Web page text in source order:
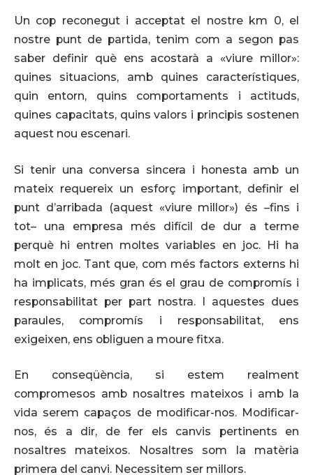
Un cop reconegut i acceptat el nostre km 0, el
nostre punt de partida, tenim com a segon pas
saber definir què ens acostarà a «viure millor»:
quines situacions, amb quines característiques,
quin entorn, quins comportaments i actituds,
quines capacitats, quins valors i principis sostenen
aquest nou escenari.
Si tenir una conversa sincera i honesta amb un
mateix requereix un esforç important, definir el
punt d’arribada (aquest «viure millor») és –fins i
tot– una empresa més difícil de dur a terme
perquè hi entren moltes variables en joc. Hi ha
molt en joc. Tant que, com més factors externs hi
ha implicats, més gran és el grau de compromís i
responsabilitat per part nostra. I aquestes dues
paraules, compromís i responsabilitat, ens
exigeixen, ens obliguen a moure fitxa.
En conseqüència, si estem realment
compromesos amb nosaltres mateixos i amb la
vida serem capaços de modificar-nos. Modificar-
nos, és a dir, de fer els canvis pertinents en
nosaltres mateixos. Nosaltres som la matèria
primera del canvi. Necessitem ser millors.